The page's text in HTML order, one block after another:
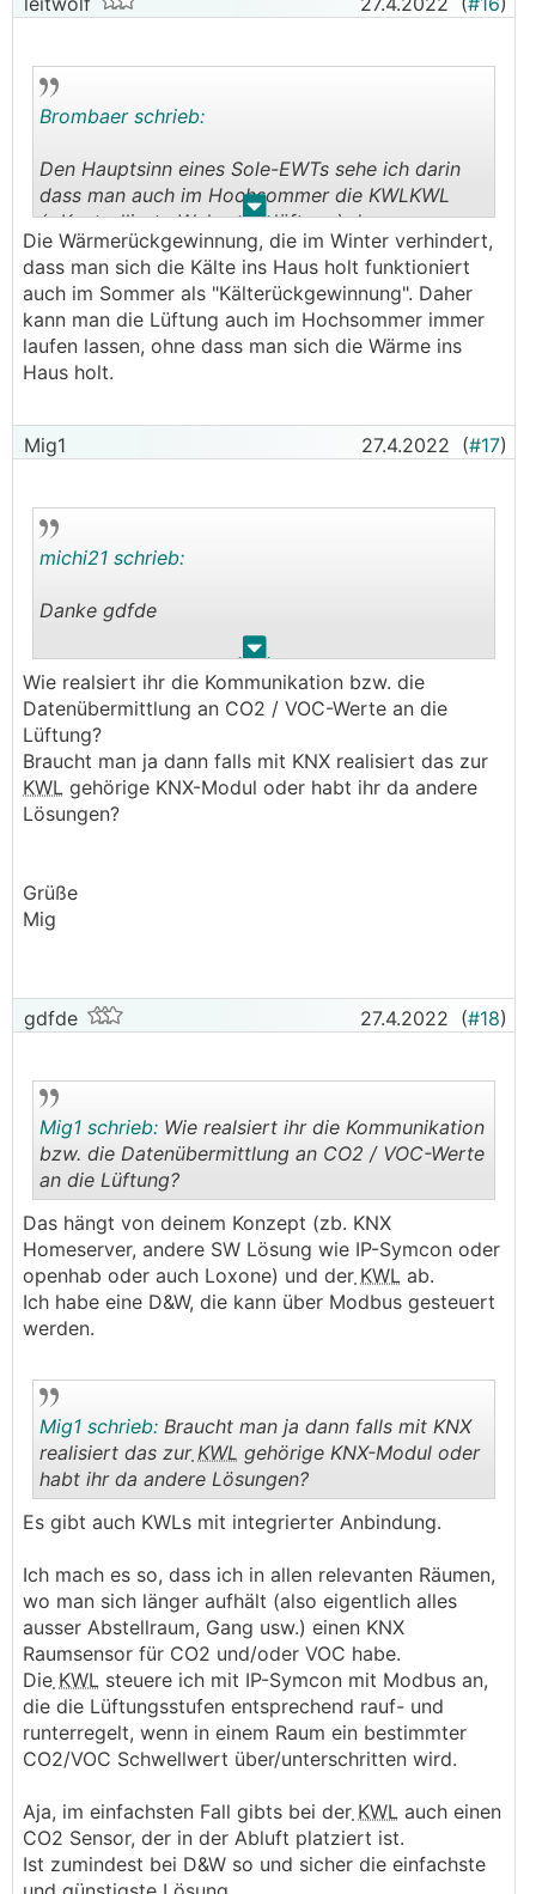
. .
Brombaer schrieb:
Den Hauptsinn eines Sole-EWTs sehe ich darin
dass man auch im Hochsommer die KWLKWL
(=Kontrollierte Wohnraumlüftung) den ganzen
Tag anlassen kann ohne sich aufgeheizte Luft ins
Haus zu holen. Natürlich spart man im Winter
auch etwas Energie durch Weglassen des
Vorheizregisters.
Die Wärmerückgewinnung, die im Winter verhindert,
dass man sich die Kälte ins Haus holt funktioniert
auch im Sommer als "Kälterückgewinnung". Daher
kann man die Lüftung auch im Hochsommer immer
laufen lassen, ohne dass man sich die Wärme ins
Haus holt.
Mig1 27.4.2022 (#17)
. .
michi21 schrieb:
Danke gdfde
──────
berhan schrieb:
Und wennst einen Enthalphiewärmetauscher
verwendest, kann es sein, dass je nach Hersteller
und Außentemperatur gar kein Heizregister
benötigt wird.
Das wäre der nächste Punkt. Eigentlich tendierte
ich zum Entalphiewärmetauscher, allerdings bin
nicht lieferbar, zum anderen würde ich die
KWLKWL (=Kontrollierte Wohnraumlüftung)
ist zwar die Luftwechselrate an kalten Tagen
etwas zu gering, aber das wird man wohl
aushalten. Wie ist da eure Meinung?
Wie realsiert ihr die Kommunikation bzw. die
Datenübermittlung an CO2 / VOC-Werte an die
Lüftung?
Braucht man ja dann falls mit KNX realisiert das zur
KWL gehörige KNX-Modul oder habt ihr da andere
Lösungen?
Grüße
Mig
gdfde 27.4.2022 (#18)
..
Mig1 schrieb: Wie realsiert ihr die Kommunikation
bzw. die Datenübermittlung an CO2 / VOC-Werte
an die Lüftung?
Das hängt von deinem Konzept (zb. KNX
Homeserver, andere SW Lösung wie IP-Symcon oder
openhab oder auch Loxone) und der KWL ab.
Ich habe eine D&W, die kann über Modbus gesteuert
werden.
..
Mig1 schrieb: Braucht man ja dann falls mit KNX
realisiert das zurKWL gehörige KNX-Modul oder
habt ihr da andere Lösungen?
Es gibt auch KWLs mit integrierter Anbindung.
Ich mach es so, dass ich in allen relevanten Räumen,
wo man sich länger aufhält (also eigentlich alles
ausser Abstellraum, Gang usw.) einen KNX
Raumsensor für CO2 und/oder VOC habe.
Die KWL steuere ich mit IP-Symcon mit Modbus an,
die die Lüftungsstufen entsprechend rauf- und
runterregelt, wenn in einem Raum ein bestimmter
CO2/VOC Schwellwert über/unterschritten wird.
Aja, im einfachsten Fall gibts bei der KWL auch einen
CO2 Sensor, der in der Abluft platziert ist.
Ist zumindest bei D&W so und sicher die einfachste